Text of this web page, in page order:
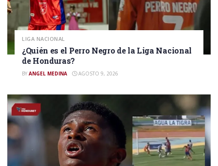
LIGA NACIONAL
¿Quién es el Perro Negro de la Liga Nacional
de Honduras?
BY ANGEL MEDINA AGOSTO 9, 2026